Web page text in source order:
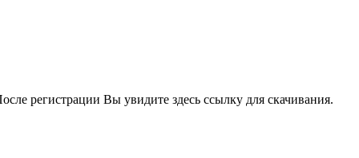
регистрации Вы увидите здесь ссылку для скачивания.